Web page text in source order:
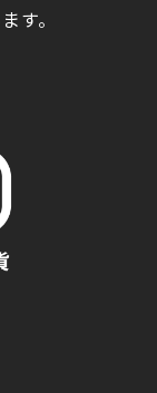
す。